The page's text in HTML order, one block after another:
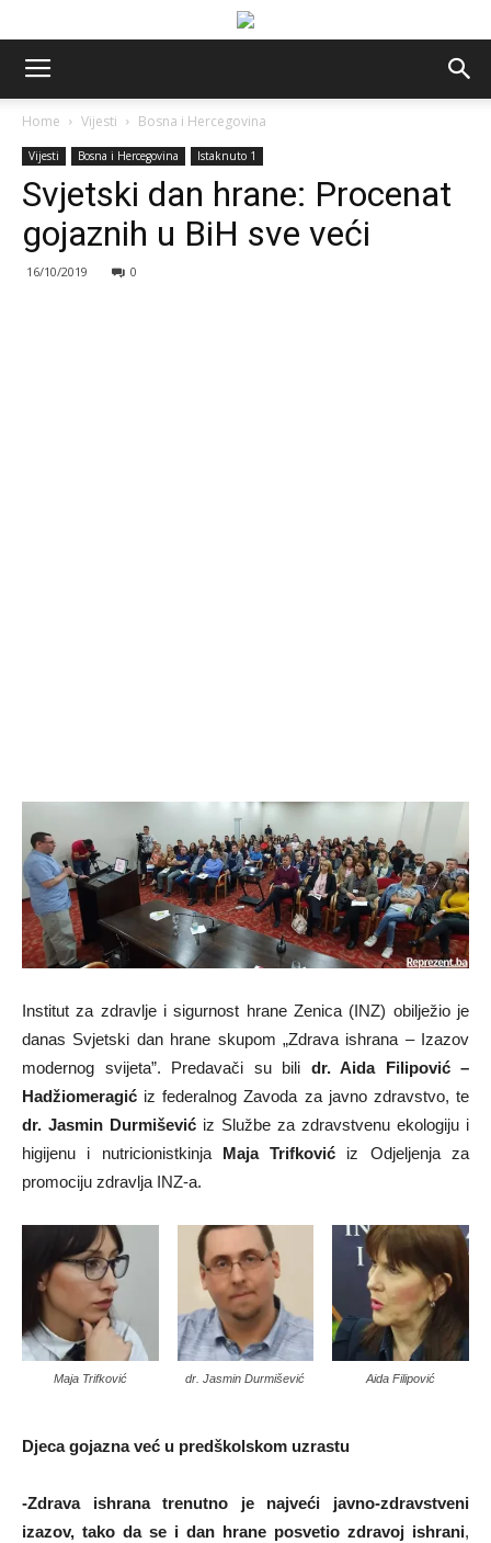
Home Vijesti Bosna i Hercegovina
Vijesti Bosna i Hercegovina Istaknuto 1
Svjetski dan hrane: Procenat
gojaznih u BiH sve veći
16/10/2019 0
Institut za zdravlje i sigurnost hrane Zenica (INZ) obilježio je
danas Svjetski dan hrane skupom „Zdrava ishrana – Izazov
modernog svijeta”. Predavači su bili dr. Aida Filipović –
Hadžiomeragić iz federalnog Zavoda za javno zdravstvo, te
dr. Jasmin Durmišević iz Službe za zdravstvenu ekologiju i
higijenu i nutricionistkinja Maja Trifković iz Odjeljenja za
promociju zdravlja INZ-a.
Maja Trifković dr. Jasmin Durmišević Aida Filipović
Djeca gojazna već u predškolskom uzrastu
-Zdrava ishrana trenutno je najveći javno-zdravstveni
izazov, tako da se i dan hrane posvetio zdravoj ishrani,